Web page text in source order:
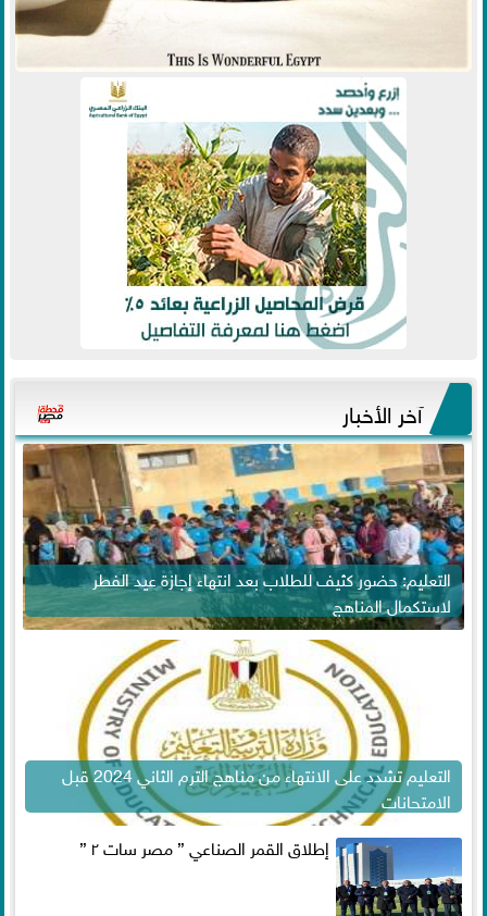
آخر الأخبار
التعليم: حضور كثيف للطلاب بعد انتهاء إجازة عيد الفطر
لاستكمال المناهج
التعليم تشدد على الانتهاء من مناهج الترم الثاني 2024 قبل
الامتحانات
إطلاق القمر الصناعي ” مصر سات ٢ ”